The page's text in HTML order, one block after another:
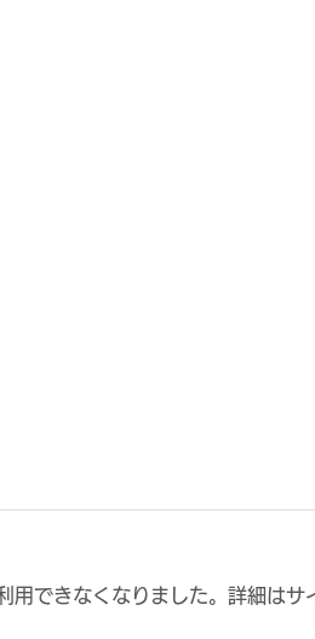
用できなくなりました。詳細はサ